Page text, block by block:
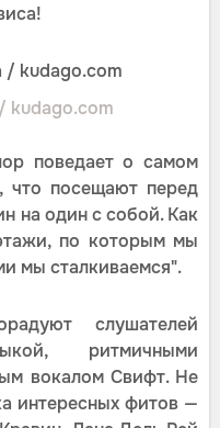
kudago.com
поведает о самом
что посещают перед
на один с собой. Как
по которым мы
мы сталкиваемся".
слушателей
ритмичными
вокалом Свифт. Не
интересных фитов —